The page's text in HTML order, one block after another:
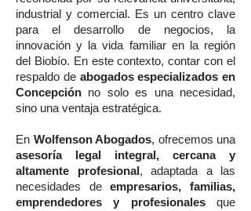
industrial y comercial. Es un centro clave
para el desarrollo de negocios, la
innovación y la vida familiar en la región
del Biobío. En este contexto, contar con el
respaldo de abogados especializados en
Concepción no solo es una necesidad,
sino una ventaja estratégica.
En Wolfenson Abogados, ofrecemos una
asesoría legal integral, cercana y
altamente profesional , adaptada a las
necesidades deempresarios, familias,
emprendedores y profesionalesque